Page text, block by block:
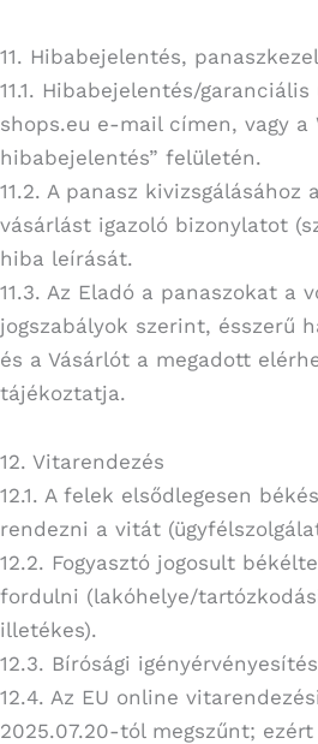
11. Hibabejelentés,
11.1. Hibabejelentés/
shops.eu e-mail címen, vagy a
hibabejelentés” felületén.
11.2. A panasz kivizsgálásához
vásárlást igazoló bizonylatot
hiba leírását.
11.3. Az Eladó a panaszokat a
jogszabályok szerint, ésszerű
és a Vásárlót a megadott
tájékoztatja.
12. Vitarendezés
12.1. A felek elsődlegesen
rendezni a vitát
12.2. Fogyasztó jogosult
fordulni (lakóhelye/
illetékes).
12.3. Bírósági
12.4. Az EU online
2025.07.20-tól megszűnt;